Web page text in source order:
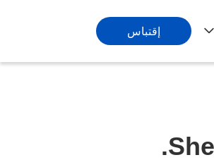
إقتباس